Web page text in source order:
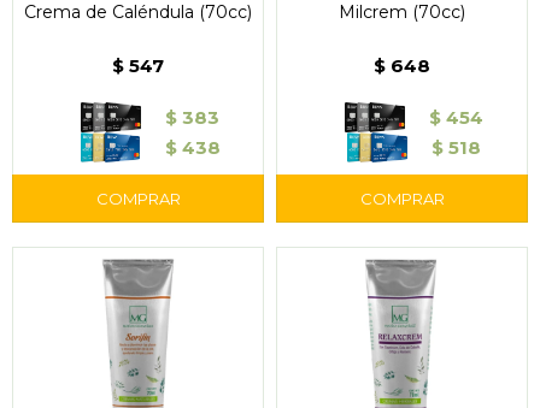
Crema de Caléndula (70cc)
$ 547
$ 383
$ 438
Milcrem (70cc)
$ 648
$ 454
$ 518